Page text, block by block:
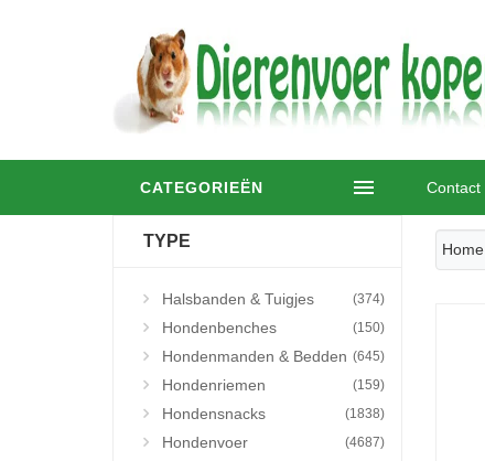
CATEGORIEËN Contact
TYPE
Halsbanden & Tuigjes (374)
Hondenbenches (150)
Hondenmanden & Bedden (645)
Hondenriemen (159)
Hondensnacks (1838)
Hondenvoer (4687)
Home